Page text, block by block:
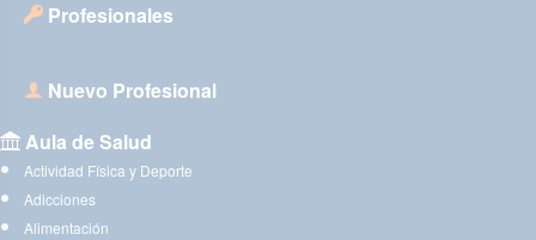
Profesionales
Nuevo Profesional
Aula de Salud
Actividad Física y Deporte
Adicciones
Alimentación